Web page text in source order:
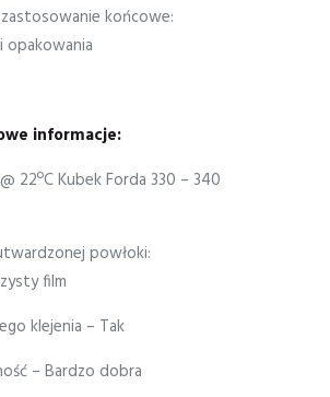
końcowe:
opakowania
informacje:
22ºC Kubek Forda 330 – 340
powłoki:
film
klejenia – Tak
– Bardzo dobra